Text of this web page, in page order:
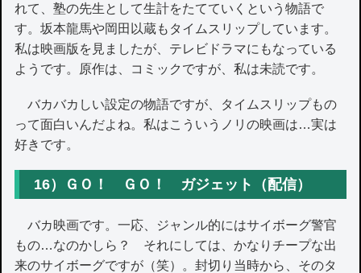
れて、塾の先生として生計をたてていくという物語で
す。坂本龍馬や岡田以蔵もタイムスリップしています。
私は映画版を見ましたが、テレビドラマにもなっている
ようです。原作は、コミックですが、私は未読です。
バカバカしい設定の物語ですが、タイムスリップもの
って面白いんだよね。私はこういうノリの映画は…実は
好きです。
16）ＧＯ！ ＧＯ！ ガジェット（配信）
バカ映画です。一応、ジャンル的にはサイボーグ警官
もの…なのかしら？ それにしては、かなりチープな出
来のサイボーグですが（笑）。封切り当時から、そのタ